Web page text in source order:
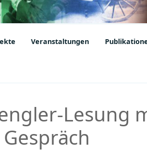
Veranstaltungen
Lesung